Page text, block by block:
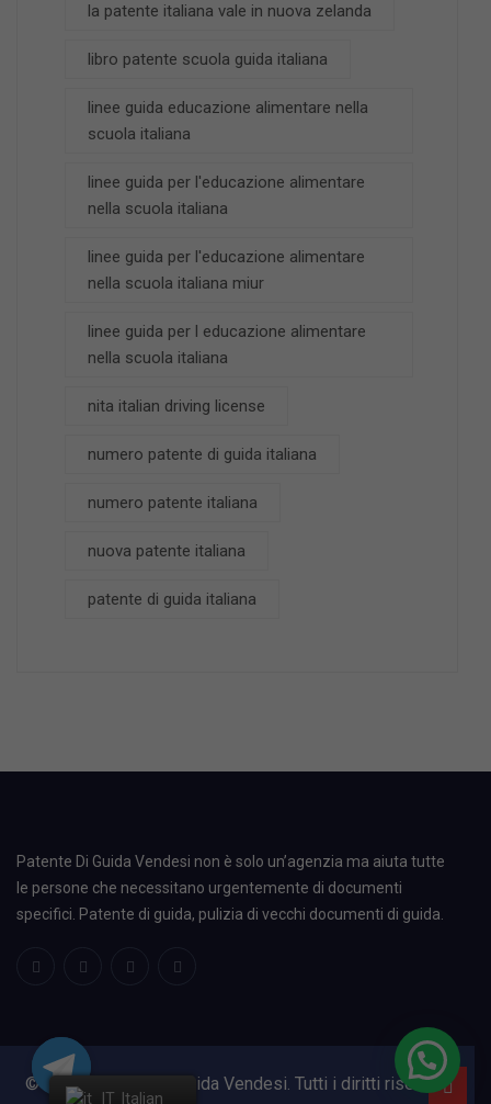
la patente italiana vale in nuova zelanda
libro patente scuola guida italiana
linee guida educazione alimentare nella
scuola italiana
linee guida per l'educazione alimentare
nella scuola italiana
linee guida per l'educazione alimentare
nella scuola italiana miur
linee guida per l educazione alimentare
nella scuola italiana
nita italian driving license
numero patente di guida italiana
numero patente italiana
nuova patente italiana
patente di guida italiana
Patente Di Guida Vendesi non è solo un’agenzia ma aiuta tutte
le persone che necessitano urgentemente di documenti
specifici. Patente di guida, pulizia di vecchi documenti di guida.
© 2024, Patente Di Guida Vendesi. Tutti i diritti riservati.
Italian